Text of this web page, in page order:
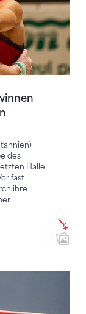
des
Halle
fast
ihre